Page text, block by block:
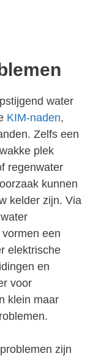
water
KIM-naden,
Zelfs een
plek
regenwater
kunnen
kelder zijn. Via
een
elektrische
en
voor
klein maar
zijn